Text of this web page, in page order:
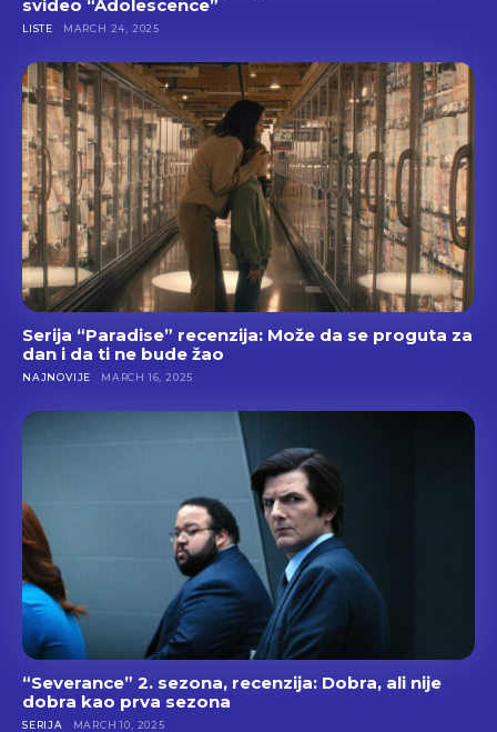
svideo “Adolescence”
LISTE MARCH 24, 2025
Serija “Paradise” recenzija: Može da se proguta za
dan i da ti ne bude žao
NAJNOVIJE MARCH 16, 2025
“Severance” 2. sezona, recenzija: Dobra, ali nije
dobra kao prva sezona
SERIJA MARCH 10, 2025